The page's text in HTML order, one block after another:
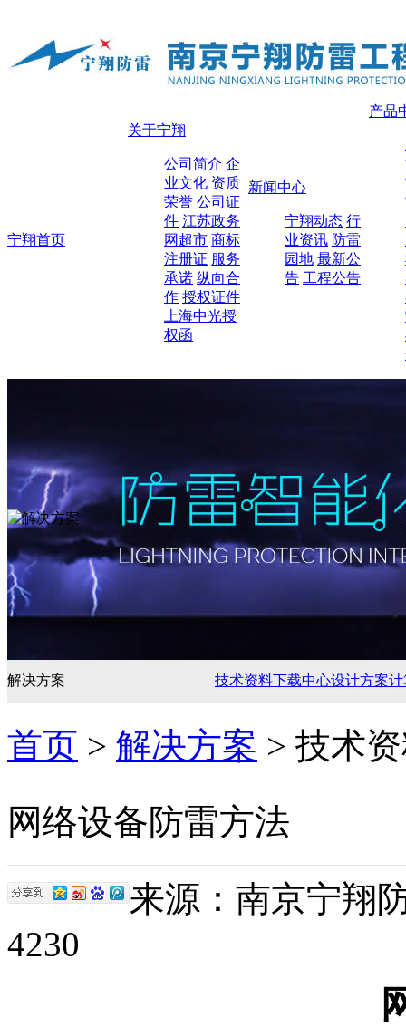
宁翔首页
关于宁翔
公司简介 企
业文化 资质
荣誉 公司证
件 江苏政务
网超市 商标
注册证 服务
承诺 纵向合
作 授权证件
上海中光授
权函
新闻中心
宁翔动态 行
业资讯 防雷
园地 最新公
告 工程公告
产品
解决方案 技术资料下载中心设计方案计
首页 > 解决方案 > 技术
网络设备防雷方法
来源：南京宁翔
4230